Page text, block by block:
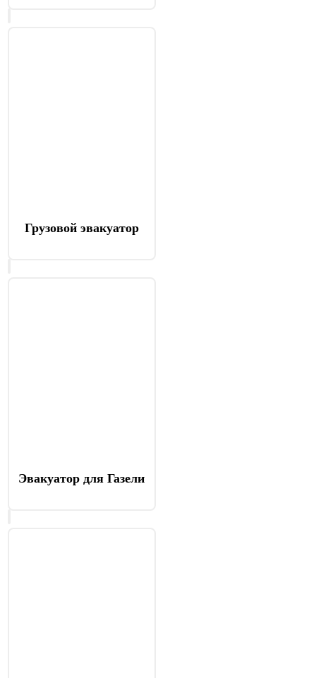
Грузовой эвакуатор
Эвакуатор для Газели